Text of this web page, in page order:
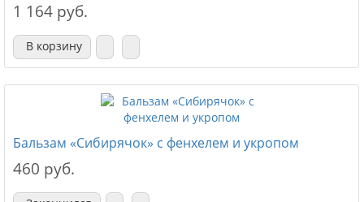
1 164 руб.
В корзину
Бальзам «Сибирячок» с фенхелем и укропом
460 руб.